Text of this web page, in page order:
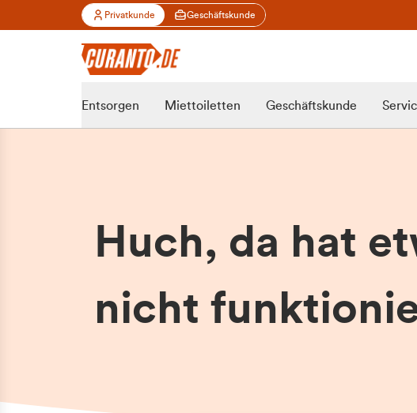
Privatkunde Geschäftskunde
Entsorgen Miettoiletten Geschäftskunde
Huch, da hat
nicht